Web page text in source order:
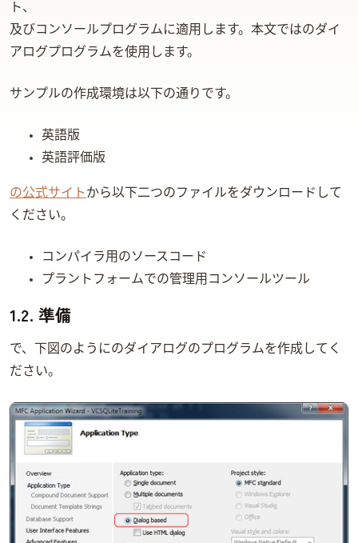
ト、
及びWin32コンソールプログラムに適用します。本文ではMFCのダイ
アログプログラムを使用します。
サンプルの作成環境は以下の通りです。
Microsoft Visual Studio 2008 Professional Edition 英語版
Windows 7 英語評価版
SQLiteの公式サイトから以下二つのファイルをダウンロードして
ください。
sqlite-amalgamation-3_6_22.zip コンパイラ用のSQLiteソースコード
sqlite-3_6_22.zip WindowsプラントフォームでのSQLite管理用コンソールツール
1.2. 準備
Microsoft Visual Studio 2008で、下図のようにMFCのダイアログのプログラムを作成してく
ださい。